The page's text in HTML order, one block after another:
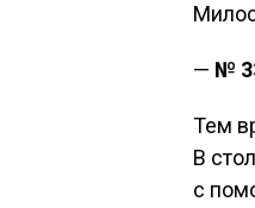
— №
Тем
В
с